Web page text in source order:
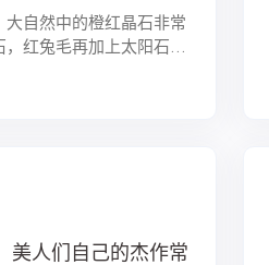
大自然中的橙红晶石非常
，红兔毛再加上太阳石
用于脐轮的调理哦～💪
人会特别亲切温和，很有
美人们自己的杰作常